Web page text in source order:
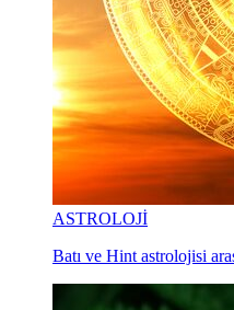
ASTROLOJİ
Batı ve Hint astrolojisi